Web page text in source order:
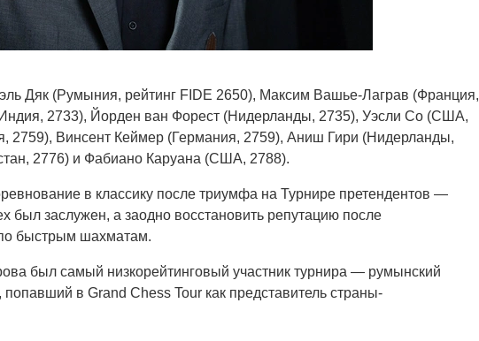
Дяк (Румыния, рейтинг FIDE 2650), Максим Вашье-Лаграв (Франция,
2733), Йорден ван Форест (Нидерланды, 2735), Уэсли Со (США,
2759), Винсент Кеймер (Германия, 2759), Аниш Гири (Нидерланды,
2776) и Фабиано Каруана (США, 2788).
в классику после триумфа на Турнире претендентов —
был заслужен, а заодно восстановить репутацию после
быстрым шахматам.
был самый низкорейтинговый участник турнира — румынский
в Grand Chess Tour как представитель страны-